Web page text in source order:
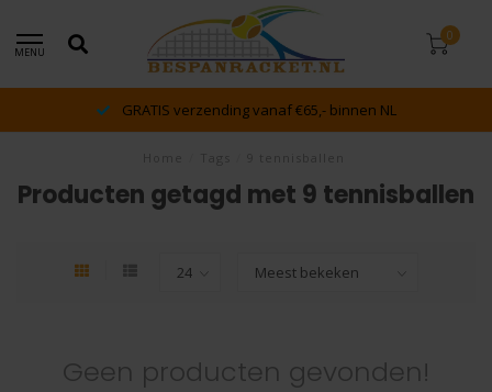
MENU
0
GRATIS verzending vanaf €65,- binnen NL
Producten getagd met 9 tennisballen
Geen producten gevonden!